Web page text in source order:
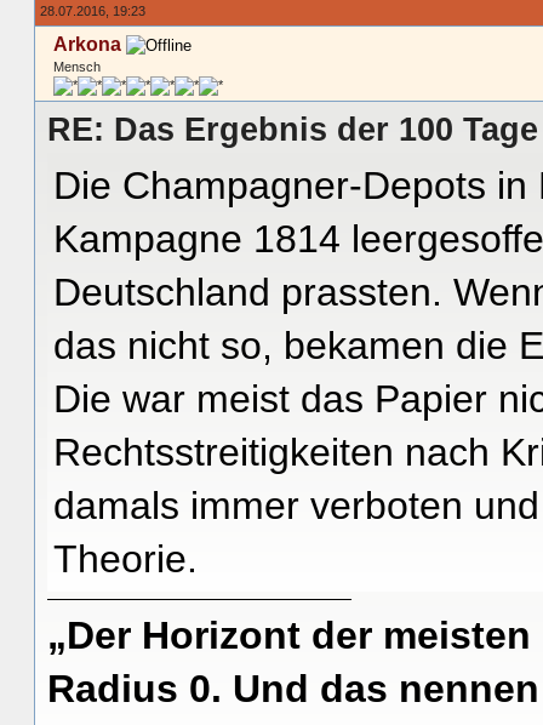
28.07.2016, 19:23
Arkona
Mensch
RE: Das Ergebnis der 100 Tage
Die Champagner-Depots
Kampagne 1814
Deutschland prassten.
das nicht so, bekamen die
Die war meist das Papier
Rechtsstreitigkeiten nach
damals immer verboten
Theorie.
„Der Horizont der
Radius 0. Und das